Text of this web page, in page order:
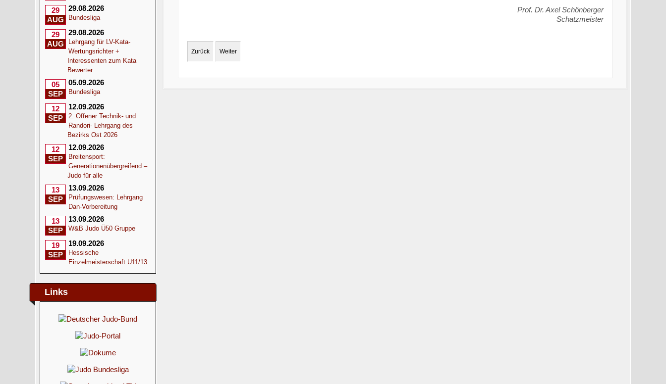
29
AUG
29.08.2026
Bundesliga
29
AUG
29.08.2026
Lehrgang für LV-Kata-
Wertungsrichter +
Interessenten zum Kata
Bewerter
05
SEP
05.09.2026
Bundesliga
12
SEP
12.09.2026
2. Offener Technik- und
Randori- Lehrgang des
Bezirks Ost 2026
12
SEP
12.09.2026
Breitensport:
Generationenübergreifend –
Judo für alle
13
SEP
13.09.2026
Prüfungswesen: Lehrgang
Dan-Vorbereitung
13
SEP
13.09.2026
W&B Judo Ü50 Gruppe
19
SEP
19.09.2026
Hessische
Einzelmeisterschaft U11/13
Links
Prof. Dr. Axel Schönberger
Schatzmeister
Zurück Weiter